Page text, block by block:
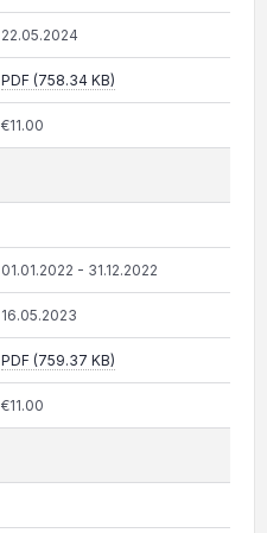
22.05.2024
PDF (758.34 KB)
€11.00
01.01.2022 - 31.12.2022
16.05.2023
PDF (759.37 KB)
€11.00